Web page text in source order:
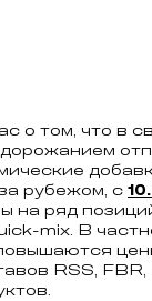
о том, что в
рубежом, с
на ряд
mix. В
RSS, FBR,